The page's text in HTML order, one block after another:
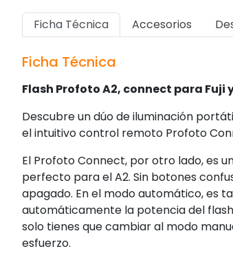
Ficha Técnica Accesorios
Ficha Técnica
Flash Profoto A2, connect para Fuji
Descubre un dúo de iluminación
el intuitivo control remoto Profoto
El Profoto Connect, por otro lado, es
perfecto para el A2. Sin botones
apagado. En el modo automático, es
automáticamente la potencia del
solo tienes que cambiar al modo
esfuerzo.